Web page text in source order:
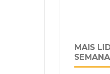
MAIS
SEMANA